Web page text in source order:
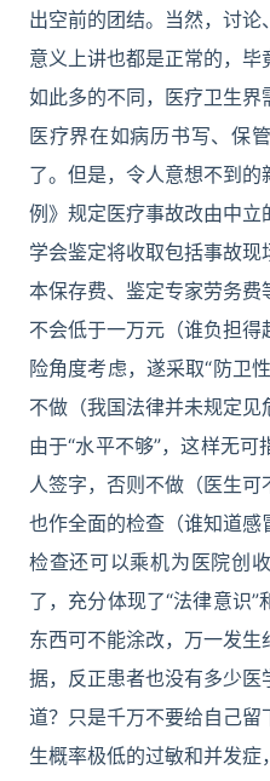
出空前的团结。当然，讨
意义上讲也都是正常的，
如此多的不同，医疗卫生
医疗界在如病历书写、保
了。但是，令人意想不到
例》规定医疗事故改由中
学会鉴定将收取包括事故
本保存费、鉴定专家劳务
不会低于一万元（谁负担
险角度考虑，遂采取“防卫
不做（我国法律并未规定
由于“水平不够”，这样无
人签字，否则不做（医生
也作全面的检查（谁知道
检查还可以乘机为医院创
了，充分体现了“法律意识
东西可不能涂改，万一发
据，反正患者也没有多少
道？只是千万不要给自己
生概率极低的过敏和并发